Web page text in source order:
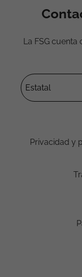
La FSG cuenta
Privacidad y